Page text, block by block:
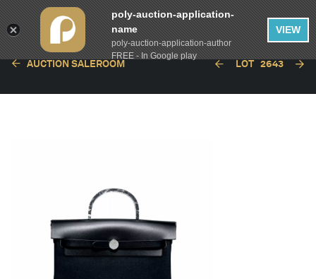
AUCTION SALEROOM LOT 2643
poly-auction-application-
name
poly-auction-application-author
FREE - In Google play
VIEW